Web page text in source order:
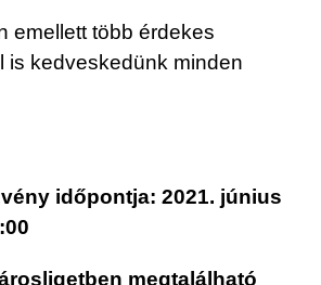
emellett több érdekes
is kedveskedünk minden
időpontja: 2021. június
megtalálható